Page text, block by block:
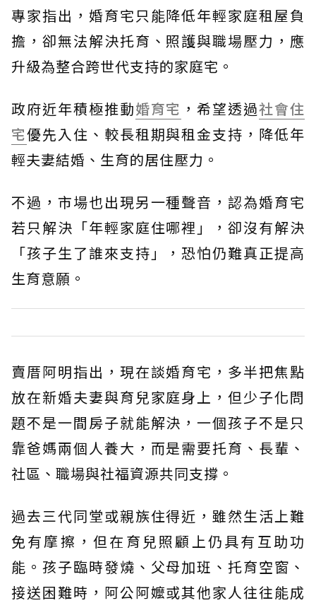
專家指出，婚育宅只能降低年輕家庭租屋負
擔，卻無法解決托育、照護與職場壓力，應
升級為整合跨世代支持的家庭宅。
政府近年積極推動婚育宅 ，希望透過社會住
宅優先入住、較長租期與租金支持，降低年
輕夫妻結婚、生育的居住壓力。
不過，市場也出現另一種聲音，認為婚育宅
若只解決「年輕家庭住哪裡」，卻沒有解決
「孩子生了誰來支持」，恐怕仍難真正提高
生育意願。
賣厝阿明指出，現在談婚育宅，多半把焦點
放在新婚夫妻與育兒家庭身上，但少子化問
題不是一間房子就能解決，一個孩子不是只
靠爸媽兩個人養大，而是需要托育、長輩、
社區、職場與社福資源共同支撐。
過去三代同堂或親族住得近，雖然生活上難
免有摩擦，但在育兒照顧上仍具有互助功
能。孩子臨時發燒、父母加班、托育空窗、
接送困難時，阿公阿嬤或其他家人往往能成